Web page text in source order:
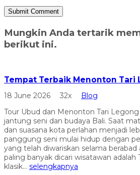
Mungkin Anda tertarik
berikut ini.
Tempat Terbaik Menonton Tari
18 June 2026 32x
Blog
Tour Ubud dan Menonton Tari
jantung seni dan budaya Bali. Saat
dan suasana kota perlahan menjadi
panggung seni mulai hidup dengan
yang telah diwariskan selama berabad
paling banyak dicari wisatawan adalah
klasik... selengkapnya